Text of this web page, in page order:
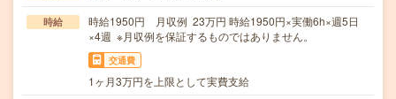
時給
時給1950円 月収例 23万円 時給1950円×実働6h×週5日
×4週 ※月収例を保証するものではありません。
交通費
1ヶ月3万円を上限として実費支給